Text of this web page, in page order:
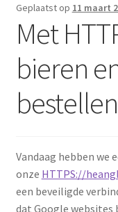
Geplaatst op 11 maart
Met
bieren
bestellen
Vandaag hebben we
onze HTTPS://
een beveiligde
dat Google websites